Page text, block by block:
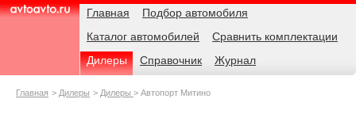
AvtoAvto.ru
Навигация Главная
Подбор автомобиля
Каталог автомобилей
Сравнить комплектации
Дилеры
Справочник Журнал
Родительские
Главная Дилеры Дилеры Автопорт Митино